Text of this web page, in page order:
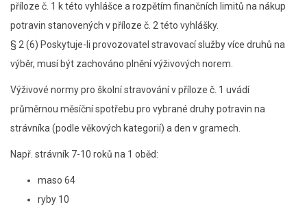
příloze č. 1 k této vyhlášce a rozpětím finančních limitů na nákup
potravin stanovených v příloze č. 2 této vyhlášky.
§ 2 (6) Poskytuje-li provozovatel stravovací služby více druhů na
výběr, musí být zachováno plnění výživových norem.
Výživové normy pro školní stravování v příloze č. 1 uvádí
průměrnou měsíční spotřebu pro vybrané druhy potravin na
strávníka (podle věkových kategorií) a den v gramech.
Např. strávník 7-10 roků na 1 oběd:
maso 64
ryby 10